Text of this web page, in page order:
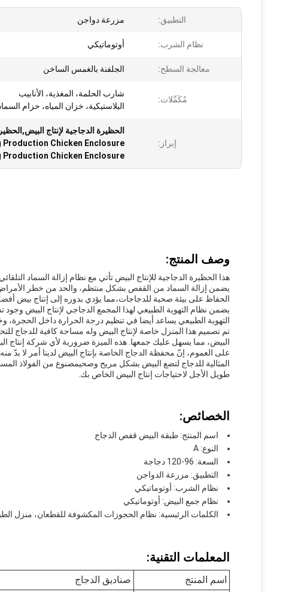
التطبيق: مزرعة دواجن
نظام الشرب: أوتوماتيكي
معالجة السطح: الجلفنة بالغمس الساخن
مُكَمِّلات:
شارب الحلمة، المغذية، الأنابيب
البلاستيكية، خزان المياه، حزام
إبراز:
الحظيرة الدجاجية لإنتاج
Production Chicken Enclosure
Production Chicken Enclosure
وصف المنتج:
هذا الحظيرة الدجاجية للإنتاج البيض تأتي مع نظام إزالة السماد
يضمن إزالة السماد من القفص بشكل منتظم، والحد من خطر الأمراض
الحفاظ على بيئة صحية للدجاجات،مما يؤدي بدوره إلى إنتاج بيض
يضمن نظام التهوية الطبيعي لهذا المجمع الدجاجي لإنتاج البيض
التهوية الطبيعي يساعد أيضا في تنظيم درجة الحرارة داخل الحجرة،
تم تصميم هذا المنزل خاصة لإنتاج البيض وله مساحة كافية
البيض، مما يسهل عليك جمعها. هذه الميزة ضرورية لأي شركة إنتاج
على العموم، إنّ محفظة الدجاج الخاصة بإنتاج البيض لدينا أمر لا
المثالية للدجاج لتضع البيض بشكل مريح وصحيمصنوع من الفولاذ
طويل الأجل لاحتياجات إنتاج البيض الخاص بك.
الخصائص:
اسم المنتج: طبقة البيض قفص الدجاج
النوع: A
السعة: 96-120 دجاجة
التطبيق: مزرعة الدواجن
نظام الشرب: أوتوماتيكي
نظام جمع البيض: أوتوماتيكي
الكلمات الرئيسية: نظام الحجوزات المكشوفة للقطعان، منزل
المعلمات التقنية:
اسم المنتج
صناديق الدجاج